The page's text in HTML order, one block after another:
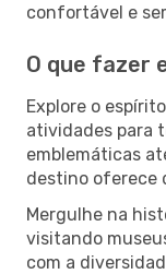
confortável e
O que fazer
Explore o
atividades para
emblemáticas
destino oferece
Mergulhe na
visitando
com a